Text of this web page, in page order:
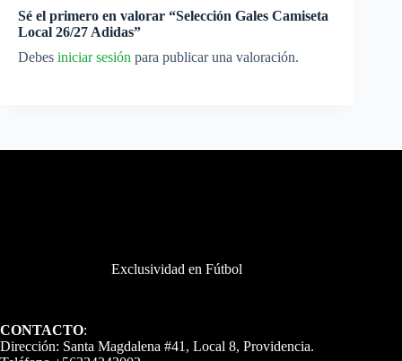
Sé el primero en valorar “Selección Gales Camiseta
Local 26/27 Adidas”
Debes iniciar sesión para publicar una valoración.
Exclusividad en Fútbol
CONTACTO:
Dirección: Santa Magdalena #41, Local 8, Providencia.